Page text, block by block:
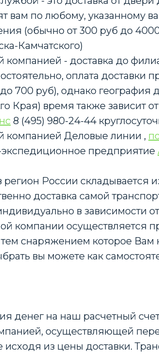
вам по любому, указанному
(обычно от 300 руб до
Камчатского)
компанией - доставка до
оплата доставки
700 руб), однако география
Края) время также зависит
8 (495) 980-24-44
компанией Деловые линии ,
предприятие
регион России складывается
доставка самой
в зависимости
компании
снаряжением которое
вы можете как
денег на наш расчетный
осуществляющей
из цены доставки.